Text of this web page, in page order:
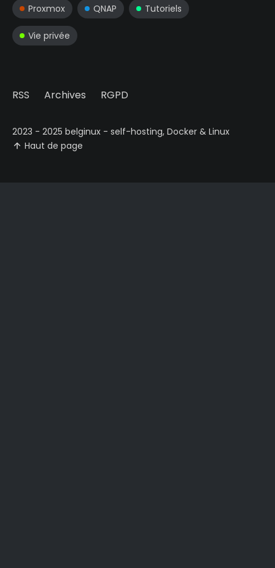
Proxmox QNAP Tutoriels
Vie privée
RSS Archives RGPD
2023 - 2025 belginux - self-hosting, Docker & Linux
Haut de page